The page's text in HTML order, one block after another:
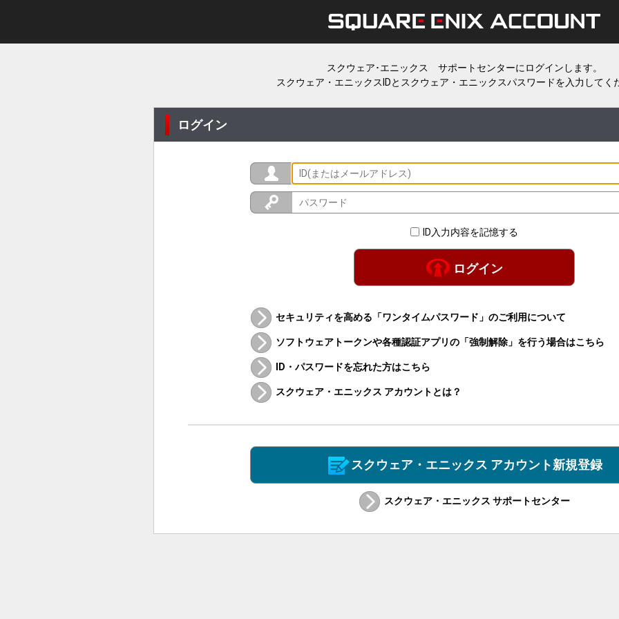
スクウェア･エニックス サポートセンターにログインします。
スクウェア・エニックスIDとスクウェア・エニックスパスワードを入力してく
ログイン
ID入力内容を記憶する
ログイン
セキュリティを高める「ワンタイムパスワード」のご利用について
ソフトウェアトークンや各種認証アプリの「強制解除」を行う場合はこちら
ID・パスワードを忘れた方はこちら
スクウェア・エニックス アカウントとは？
スクウェア・エニックス アカウント新規登録
スクウェア・エニックス サポートセンター